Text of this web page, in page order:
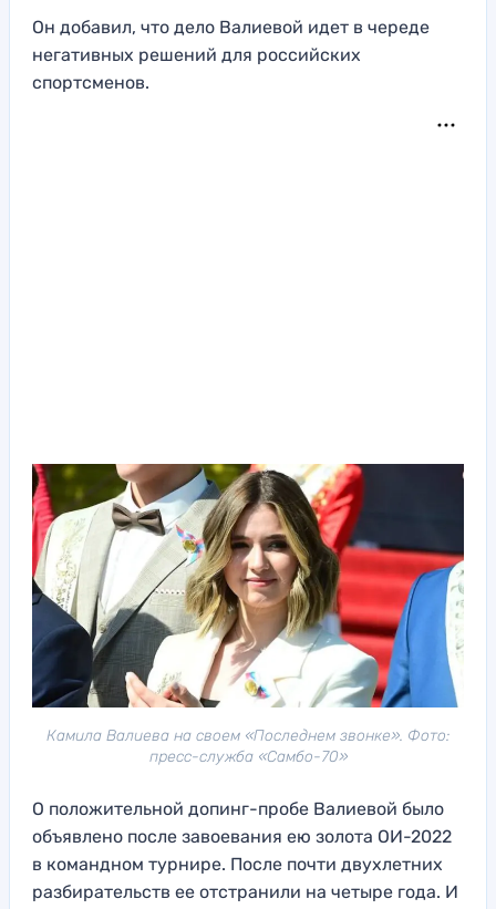
Он добавил, что дело Валиевой идет в череде
негативных решений для российских
спортсменов.
Камила Валиева на своем «Последнем звонке». Фото:
пресс-служба «Самбо-70»
О положительной допинг-пробе Валиевой было
объявлено после завоевания ею золота ОИ-2022
в командном турнире. После почти двухлетних
разбирательств ее отстранили на четыре года. И